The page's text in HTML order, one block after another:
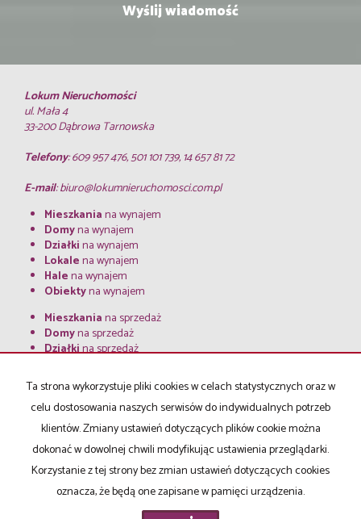
Lokum Nieruchomości
ul. Mała 4
33-200 Dąbrowa Tarnowska
Telefony: 609 957 476, 501 101 739, 14 657 81 72
E-mail:biuro@lokumnieruchomosci.com.pl
Mieszkaniana wynajem
Domyna wynajem
Działkina wynajem
Lokalena wynajem
Halena wynajem
Obiektyna wynajem
Mieszkaniana sprzedaż
Domyna sprzedaż
Działkina sprzedaż
Halena sprzedaż
Obiektyna sprzedaż
Strona główna notatnik Kup Sprzedaj Kredyty O firmie Kontakt
RODO
Ta strona wykorzystuje pliki cookies w celach statystycznych oraz w
celu dostosowania naszych serwisów do indywidualnych potrzeb
klientów. Zmiany ustawień dotyczących plików cookie można
dokonać w dowolnej chwili modyfikując ustawienia przeglądarki.
Korzystanie z tej strony bez zmian ustawień dotyczących cookies
oznacza, że będą one zapisane w pamięci urządzenia.